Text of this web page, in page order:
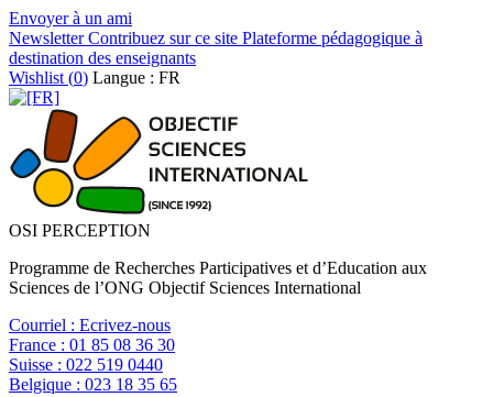
Envoyer à un ami
NewsletterContribuez sur ce site Plateforme pédagogique à
destination des enseignants
Wishlist (0) Langue : FR
OSI PERCEPTION
Programme de Recherches Participatives et d’Education aux
Sciences de l’ONG Objectif Sciences International
Courriel : Ecrivez-nous
France : 01 85 08 36 30
Suisse : 022 519 0440
Belgique : 023 18 35 65